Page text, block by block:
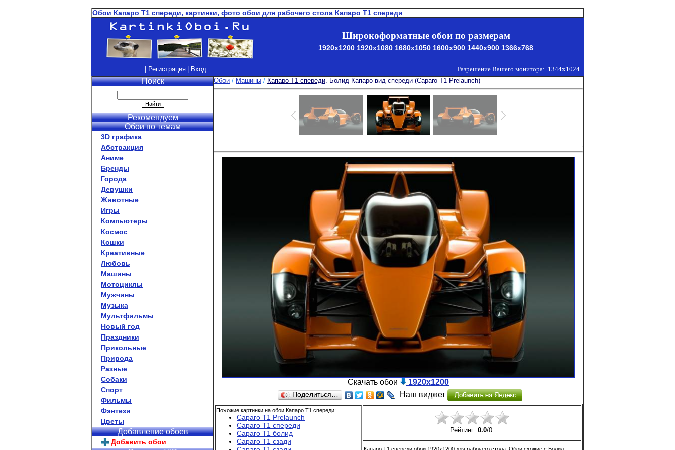
Обои Капаро T1 спереди, картинки, фото обои для рабочего стола Капаро T1 спереди
Широкоформатные обои по размерам
1920x1200 1920x1080 1680x1050 1600x900 1440x900 1366x768
| Регистрация | Вход Разрешение Вашего монитора: 1344x1024
Поиск
Рекомендуем
Обои по темам
3D графика
Абстракция
Аниме
Бренды
Города
Девушки
Животные
Игры
Компьютеры
Космос
Кошки
Креативные
Любовь
Машины
Мотоциклы
Мужчины
Музыка
Мультфильмы
Новый год
Праздники
Прикольные
Природа
Разные
Собаки
Спорт
Фильмы
Фэнтези
Цветы
Добавление обоев
Добавить обои
Обои / Машины / Капаро T1 спереди. Болид Капаро вид спереди (Caparo T1 Prelaunch)
Скачать обои 1920x1200
Поделиться… Наш виджет
Похожие картинки на обои Капаро T1 спереди:
Caparo T1 Prelaunch
Caparo T1 спереди
Caparo T1 болид
Caparo T1 сзади
Рейтинг: 0.0/0